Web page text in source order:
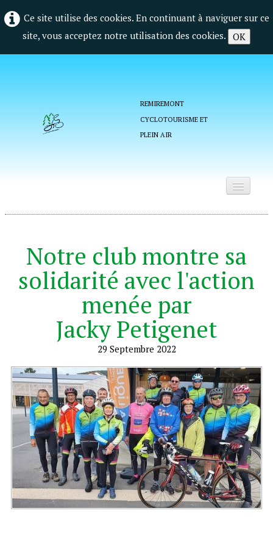
Ce site utilise des cookies. En continuant à naviguer sur ce
site, vous acceptez notre utilisation des cookies. OK
REMIREMONT
CYCLOTOURISME ET
PLEIN AIR
Accueil
La vie du club
▼
Fonctionnement du club
Adhésion
Calendrier
Notre club montre sa
solidarité avec l'action
menée par
Jacky Petigenet
29 Septembre 2022